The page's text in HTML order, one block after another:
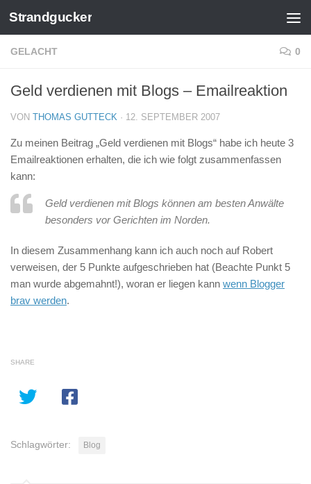
Zum Inhalt springen
Strandgucker
GELACHT 0
Geld verdienen mit Blogs – Emailreaktion
VON THOMAS GUTTECK · 12. SEPTEMBER 2007
Zu meinen Beitrag „Geld verdienen mit Blogs“ habe ich heute 3
Emailreaktionen erhalten, die ich wie folgt zusammenfassen
kann:
Geld verdienen mit Blogs können am besten Anwälte
besonders vor Gerichten im Norden.
In diesem Zusammenhang kann ich auch noch auf Robert
verweisen, der 5 Punkte aufgeschrieben hat (Beachte Punkt 5
man wurde abgemahnt!), woran er liegen kann wenn Blogger
brav werden.
SHARE
Schlagwörter: Blog